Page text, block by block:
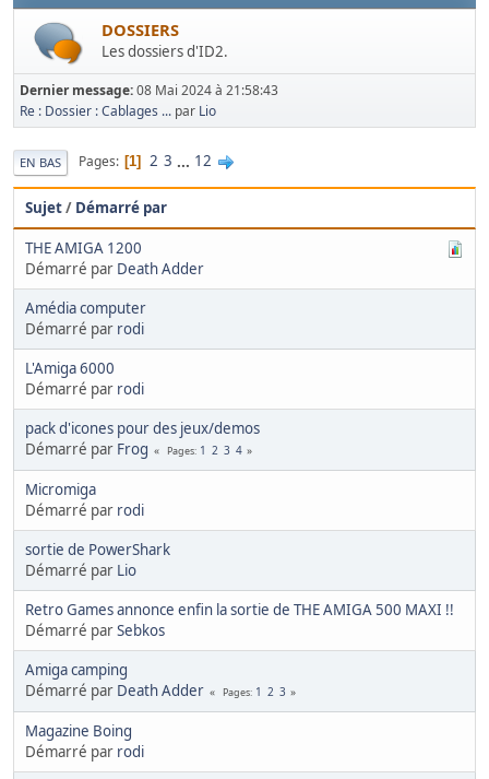
DOSSIERS
Les dossiers d'ID2.
Dernier message:08 Mai 2024 à 21:58:43
Re : Dossier : Cablages ... par Lio
EN BAS Pages 1 2 3 ... 12
Sujet/ Démarré par
THE AMIGA 1200
Démarré par Death Adder
Amédia computer
Démarré par rodi
L'Amiga 6000
Démarré par rodi
pack d'icones pour des jeux/demos
Démarré par Frog Pages 1 2 3 4
Micromiga
Démarré par rodi
sortie de PowerShark
Démarré par Lio
Retro Games annonce enfin la sortie de THE AMIGA 500 MAXI !!
Démarré parSebkos
Amiga camping
Démarré par Death Adder Pages 1 2 3
Magazine Boing
Démarré par rodi